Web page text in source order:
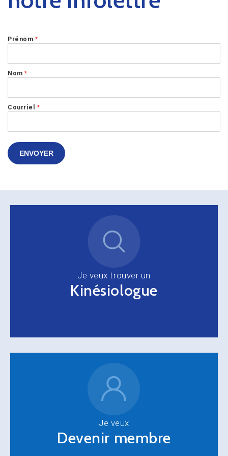
Prénom *
Nom *
Courriel *
ENVOYER
Je veux trouver un
Kinésiologue
Je veux
Devenir membre